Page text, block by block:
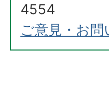
4554
ご意見・お